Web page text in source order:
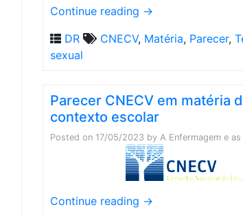
Continue reading →
DR
CNECV, Matéria, Parecer,
sexual
Parecer CNECV em matéria
contexto escolar
Posted on 17/05/2023 by A Enfermagem e as
Continue reading →